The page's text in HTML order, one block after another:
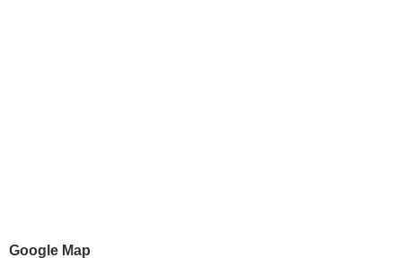
Google Map